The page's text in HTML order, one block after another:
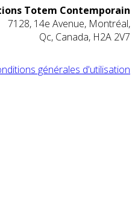
Totem Contemporain
7128, 14e Avenue, Montréal,
Qc, Canada, H2A 2V7
générales d'utilisation